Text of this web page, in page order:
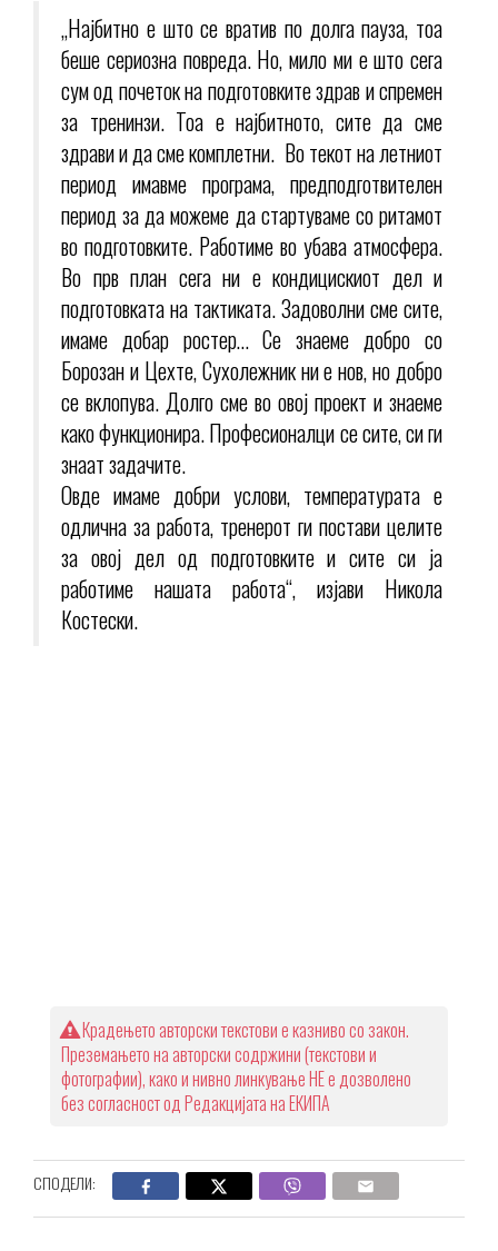
„Најбитно е што се вратив по долга пауза, тоа
беше сериозна повреда. Но, мило ми е што сега
сум од почеток на подготовките здрав и спремен
за тренинзи. Тоа е најбитното, сите да сме
здрави и да сме комплетни. Во текот на летниот
период имавме програма, предподготвителен
период за да можеме да стартуваме со ритамот
во подготовките. Работиме во убава атмосфера.
Во прв план сега ни е кондицискиот дел и
подготовката на тактиката. Задоволни сме сите,
имаме добар ростер… Се знаеме добро со
Борозан и Цехте, Сухолежник ни е нов, но добро
се вклопува. Долго сме во овој проект и знаеме
како функционира. Професионалци се сите, си ги
знаат задачите.
Овде имаме добри услови, температурата е
одлична за работа, тренерот ги постави целите
за овој дел од подготовките и сите си ја
работиме нашата работа“, изјави Никола
Костески.
Крадењето авторски текстови е казниво со закон.
Преземањето на авторски содржини (текстови и
фотографии), како и нивно линкување НЕ е дозволено
без согласност од Редакцијата на ЕКИПА
СПОДЕЛИ: